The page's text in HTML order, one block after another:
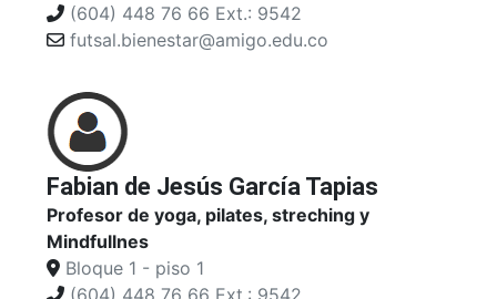
(604) 448 76 66 Ext.: 9542
futsal.bienestar@amigo.edu.co
Fabian de Jesús García Tapias
Profesor de yoga, pilates, streching y
Mindfullnes
Bloque 1 - piso 1
(604) 448 76 66 Ext.: 9542